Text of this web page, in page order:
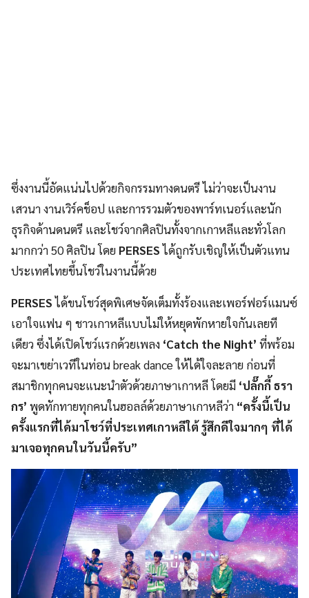
ซึ่งงานนี้อัดแน่นไปด้วยกิจกรรมทางดนตรี ไม่ว่าจะเป็นงาน
เสวนา งานเวิร์คช็อป และการรวมตัวของพาร์ทเนอร์และนัก
ธุรกิจด้านดนตรี และโชว์จากศิลปินทั้งจากเกาหลีและทั่วโลก
มากกว่า 50 ศิลปิน โดย PERSESได้ถูกรับเชิญให้เป็นตัวแทน
ประเทศไทยขึ้นโชว์ในงานนี้ด้วย
PERSESได้ขนโชว์สุดพิเศษจัดเต็มทั้งร้องและเพอร์ฟอร์แมนซ์
เอาใจแฟน ๆ ชาวเกาหลีแบบไม่ให้หยุดพักหายใจกันเลยที
เดียว ซึ่งได้เปิดโชว์แรกด้วยเพลง ‘Catch the Night’ ที่พร้อม
จะมาเขย่าเวทีในท่อน break dance ให้ได้ใจละลาย ก่อนที่
สมาชิกทุกคนจะแนะนำตัวด้วยภาษาเกาหลี โดยมี ‘ปลั๊กกี้ ธรา
กร’ พูดทักทายทุกคนในฮอลล์ด้วยภาษาเกาหลีว่า “ครั้งนี้เป็น
ครั้งแรกที่ได้มาโชว์ที่ประเทศเกาหลีใต้ รู้สึกดีใจมากๆ ที่ได้
มาเจอทุกคนในวันนี้ครับ”